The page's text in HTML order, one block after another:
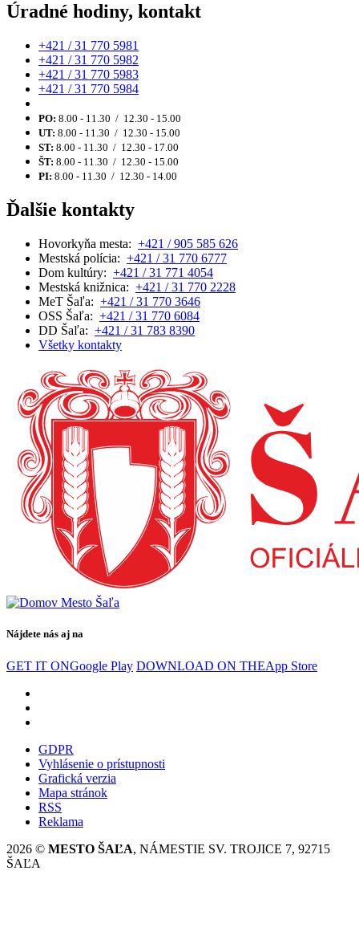
Úradné hodiny, kontakt
+421 / 31 770 5981
+421 / 31 770 5982
+421 / 31 770 5983
+421 / 31 770 5984
PO: 8.00 - 11.30 / 12.30 - 15.00
UT: 8.00 - 11.30 / 12.30 - 15.00
ST: 8.00 - 11.30 / 12.30 - 17.00
ŠT: 8.00 - 11.30 / 12.30 - 15.00
PI: 8.00 - 11.30 / 12.30 - 14.00
Ďalšie kontakty
Hovorkyňa mesta: +421 / 905 585 626
Mestská polícia: +421 / 31 770 6777
Dom kultúry: +421 / 31 771 4054
Mestská knižnica: +421 / 31 770 2228
MeT Šaľa: +421 / 31 770 3646
OSS Šaľa: +421 / 31 770 6084
DD Šaľa: +421 / 31 783 8390
Všetky kontakty
Nájdete nás aj na
GET IT ONGoogle Play DOWNLOAD ON THEApp Store
GDPR
Vyhlásenie o prístupnosti
Grafická verzia
Mapa stránok
RSS
Reklama
2026 © MESTO ŠAĽA, NÁMESTIE SV. TROJICE 7, 92715
ŠAĽA